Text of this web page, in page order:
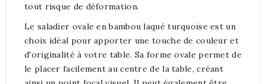
tout risque de déformation.
Le saladier ovale en bambou laqué turquoise est un
choix idéal pour apporter une touche de couleur et
d'originalité à votre table. Sa forme ovale permet de
le placer facilement au centre de la table, créant